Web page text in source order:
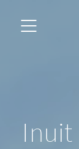
Inuit